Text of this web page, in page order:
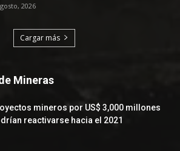
2026
Cargar más
Mineras
mineros por US$ 3,000 millones
reactivarse hacia el 2021